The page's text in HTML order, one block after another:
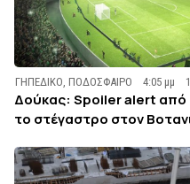
ΓΗΠΕΔΙΚΟ, ΠΟΔΟΣΦΑΙΡΟ 4:05 μμ
Δούκας: Spoiler alert από
το στέγαστρο στον